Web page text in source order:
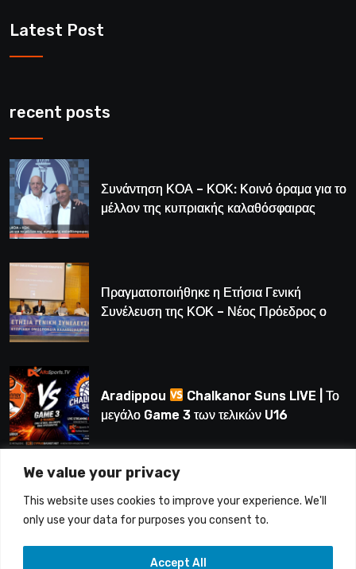
We value your privacy
This website uses cookies to improve your experience. We'll
only use your data for purposes you consent to.
Accept All
Latest Post
recent posts
Συνάντηση ΚΟΑ – ΚΟΚ: Κοινό όραμα για το
μέλλον της κυπριακής καλαθόσφαιρας
Πραγματοποιήθηκε η Ετήσια Γενική
Συνέλευση της ΚΟΚ – Νέος Πρόεδρος ο
Aradippou
Chalkanor Suns LIVE | Το
μεγάλο Game 3 των τελικών U16
LIVE | Ύδρα Ασφαλιστική ΕΝΑΔ vs
Άτλαντας Πάφου